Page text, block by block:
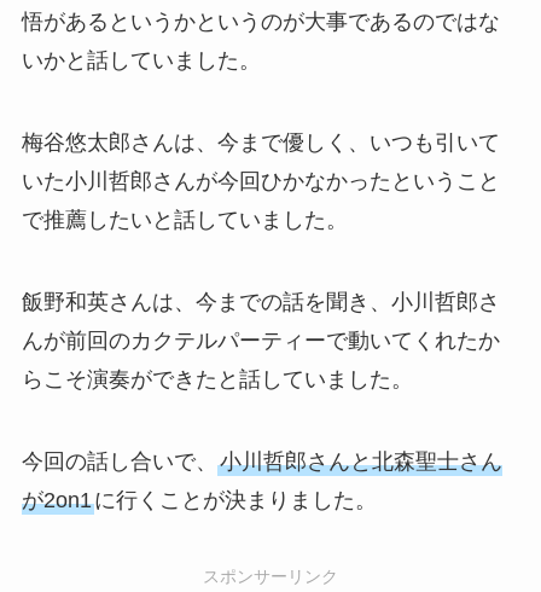
悟があるというかというのが大事であるのではな
いかと話していました。
梅谷悠太郎さんは、今まで優しく、いつも引いて
いた小川哲郎さんが今回ひかなかったということ
で推薦したいと話していました。
飯野和英さんは、今までの話を聞き、小川哲郎さ
んが前回のカクテルパーティーで動いてくれたか
らこそ演奏ができたと話していました。
今回の話し合いで、 小川哲郎さんと北森聖士さん
が2on1に行くことが決まりました。
スポンサーリンク